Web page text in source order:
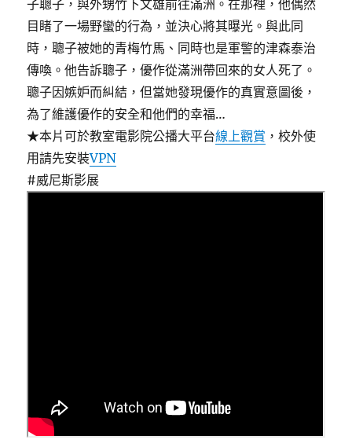
子聰子，與外甥竹下文雄前往滿洲。在那裡，他偶然
目睹了一場野蠻的行為，並決心將其曝光。與此同
時，聰子被她的青梅竹馬、同時也是軍警的津森泰治
傳喚。他告訴聰子，優作從滿洲帶回來的女人死了。
聰子因嫉妒而糾結，但當她發現優作的真實意圖後，
為了維護優作的安全和他們的幸福…
★本片可於教室電影院公播大平台線上觀賞 ，校外使
用請先安裝VPN
#威尼斯影展